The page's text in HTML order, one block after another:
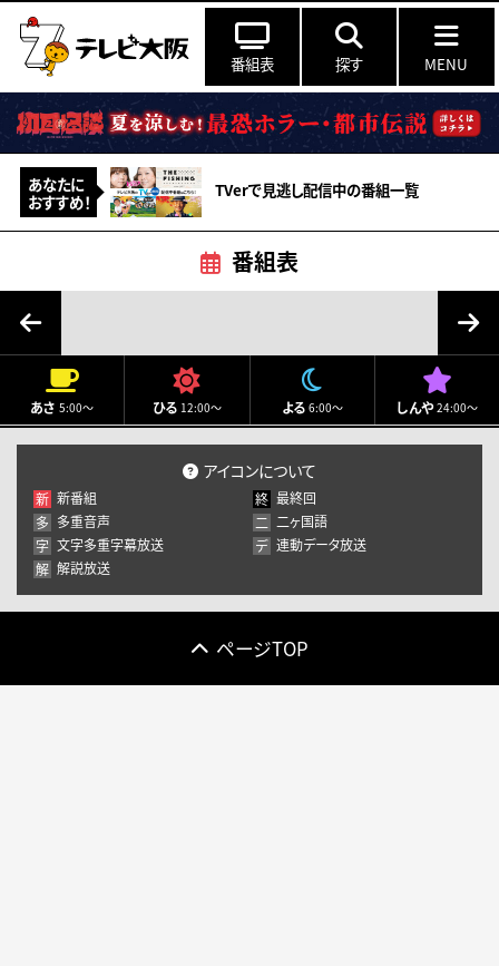
番組表 探す MENU
あなたに
おすすめ！
TVerで見逃し配信中の番組一覧
番組表
8月
月 水 金 日
27 28 29 30 31 1 2
5 6 7
10 13 14
17 18 20 21
24 25
31 1 2 3 4 5 6
あさ 5:00～ ひる 12:00～ よる 6:00～ しんや 24:00～
アイコンについて
新 新番組 終 最終回
多 多重音声 二 二ヶ国語
字 文字多重字幕放送 デ 連動データ放送
解 解説放送
ページTOP